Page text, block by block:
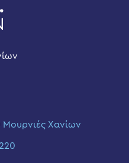
Μουρνιές Χανίων